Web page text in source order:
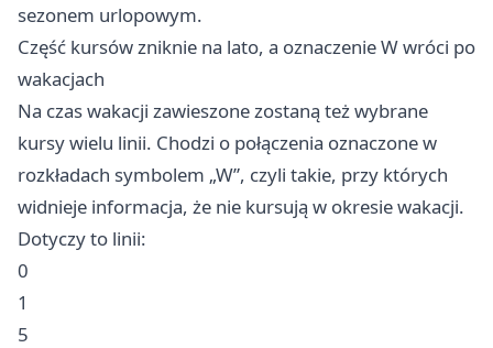
sezonem urlopowym.
Część kursów zniknie na lato, a oznaczenie W wróci po
wakacjach
Na czas wakacji zawieszone zostaną też wybrane
kursy wielu linii. Chodzi o połączenia oznaczone w
rozkładach symbolem „W”, czyli takie, przy których
widnieje informacja, że nie kursują w okresie wakacji.
Dotyczy to linii:
0
1
5